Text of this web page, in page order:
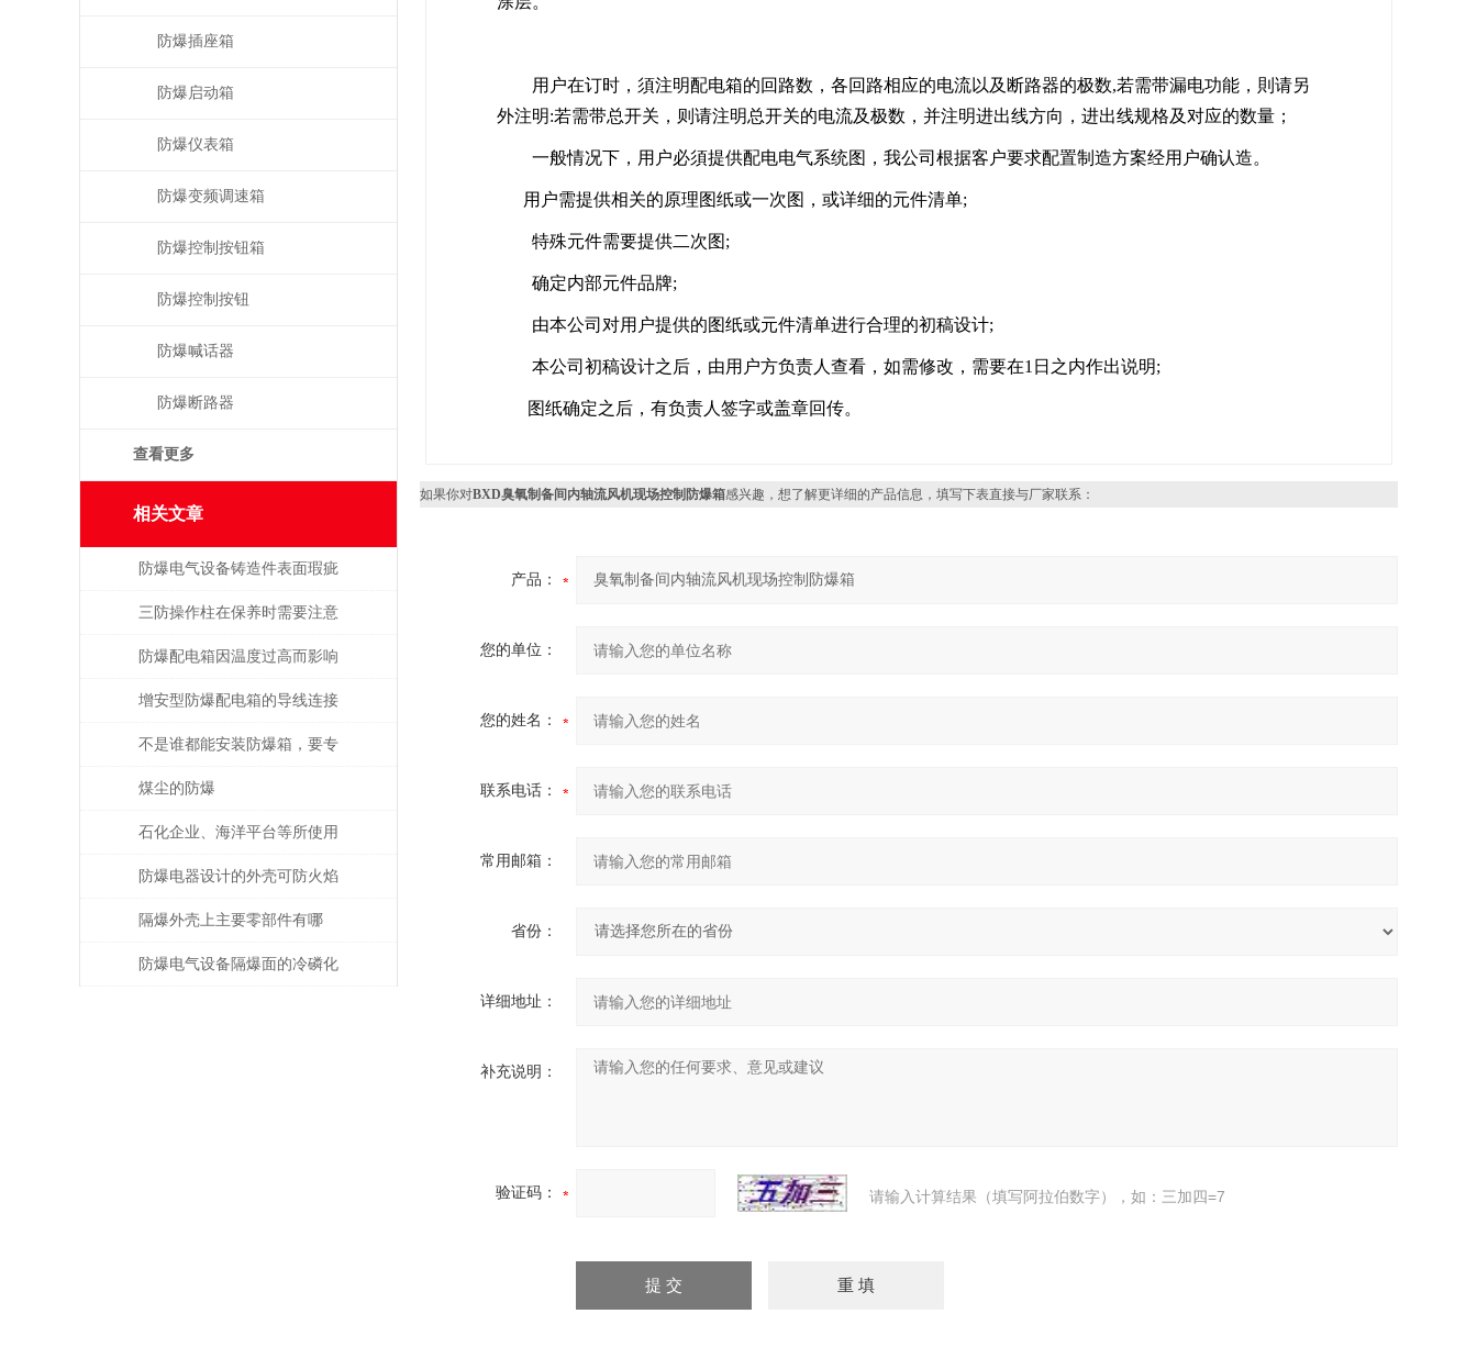
用户在订时，須注明配电箱的回路数，各回路相应的电流以及断路器的极数,若需带漏电功能，則请另
外注明:若需带总开关，则请注明总开关的电流及极数，并注明进出线方向，进出线规格及对应的数量；
一般情况下，用户必須提供配电电气系统图，我公司根据客户要求配置制造方案经用户确认造。
用户需提供相关的原理图纸或一次图，或详细的元件清单;
特殊元件需要提供二次图;
确定内部元件品牌;
由本公司对用户提供的图纸或元件清单进行合理的初稿设计;
本公司初稿设计之后，由用户方负责人查看，如需修改，需要在1日之内作出说明;
图纸确定之后，有负责人签字或盖章回传。
如果你对BXD臭氧制备间内轴流风机现场控制防爆箱感兴趣，想了解更详细的产品信息，填写下表直接与厂家联系：
产品：
您的单位：
您的姓名：
联系电话：
常用邮箱：
省份：
详细地址：
补充说明：
验证码： 请输入计算结果（填写阿拉伯数字），如：三加四=7
防爆插座箱
防爆启动箱
防爆仪表箱
防爆变频调速箱
防爆控制按钮箱
防爆控制按钮
防爆喊话器
防爆断路器
查看更多
相关文章
防爆电气设备铸造件表面瑕疵
修复
三防操作柱在保养时需要注意
的事项
防爆配电箱因温度过高而影响
使用寿命
增安型防爆配电箱的导线连接
不是谁都能安装防爆箱，要专
业人士才行
煤尘的防爆
石化企业、海洋平台等所使用
的防爆电气设备注意事项
防爆电器设计的外壳可防火焰
隔爆外壳上主要零部件有哪
些？分别有什么要求？
防爆电气设备隔爆面的冷磷化